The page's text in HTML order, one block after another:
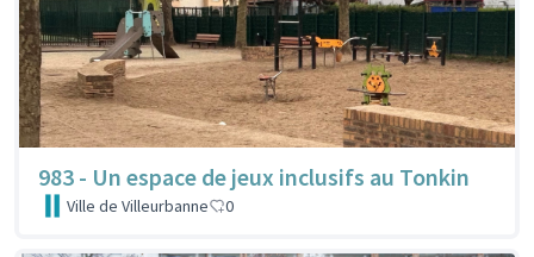
983 - Un espace de jeux inclusifs au Tonkin
Ville de Villeurbanne 0